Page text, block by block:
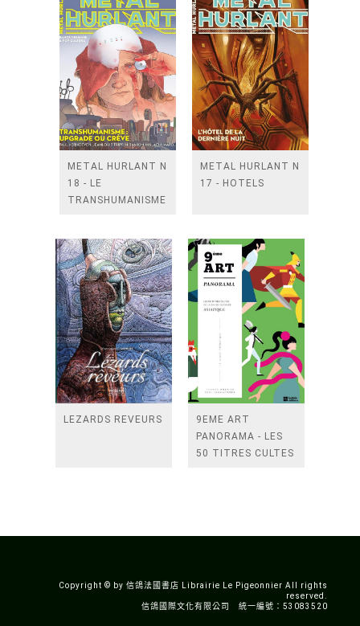
METAL HURLANT N
18 - LE
TRANSHUMANISME
METAL HURLANT N
17 - HOTELS
LEZARDS REVEURS
9EME ART
PANORAMA - LES
50 TITRES CULTES
Copyright © by 信鴿法國書店 Librairie Le Pigeonnier All rights
reserved.
信鴿國際文化有限公司 統一編號：53083520